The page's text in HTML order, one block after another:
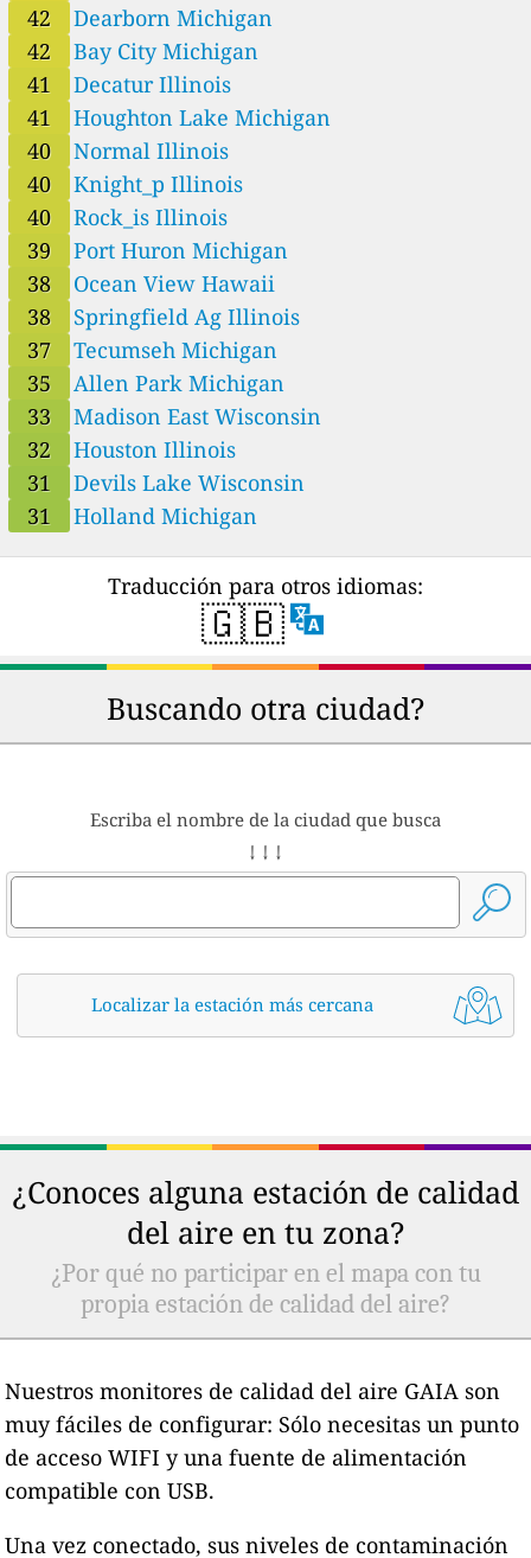
42
Dearborn Michigan
42
Bay City Michigan
41
Decatur Illinois
41
Houghton Lake Michigan
40
Normal Illinois
40
Knight_p Illinois
40
Rock_is Illinois
39
Port Huron Michigan
38
Ocean View Hawaii
38
Springfield Ag Illinois
37
Tecumseh Michigan
35
Allen Park Michigan
33
Madison East Wisconsin
32
Houston Illinois
31
Devils Lake Wisconsin
31
Holland Michigan
Traducción para otros idiomas:
🇬🇧
Buscando otra ciudad?
Escriba el nombre de la ciudad que busca
↓ ↓ ↓
Localizar la estación más cercana
¿Conoces alguna estación de calidad
del aire en tu zona?
¿Por qué no participar en el mapa con tu
propia estación de calidad del aire?
Nuestros monitores de calidad del aire GAIA son
muy fáciles de configurar: Sólo necesitas un punto
de acceso WIFI y una fuente de alimentación
compatible con USB.
Una vez conectado, sus niveles de contaminación